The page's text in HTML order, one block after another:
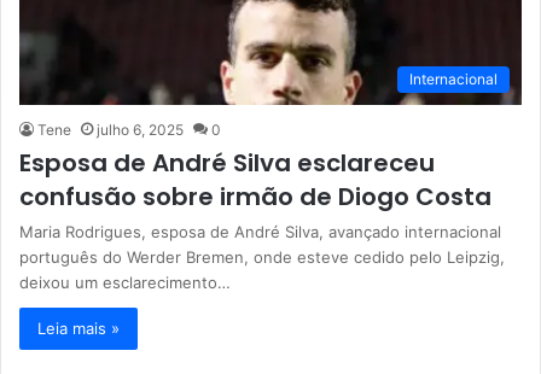
Internacional
Tene julho 6, 2025 0
Esposa de André Silva esclareceu
confusão sobre irmão de Diogo Costa
Maria Rodrigues, esposa de André Silva, avançado internacional
português do Werder Bremen, onde esteve cedido pelo Leipzig,
deixou um esclarecimento…
Leia mais »